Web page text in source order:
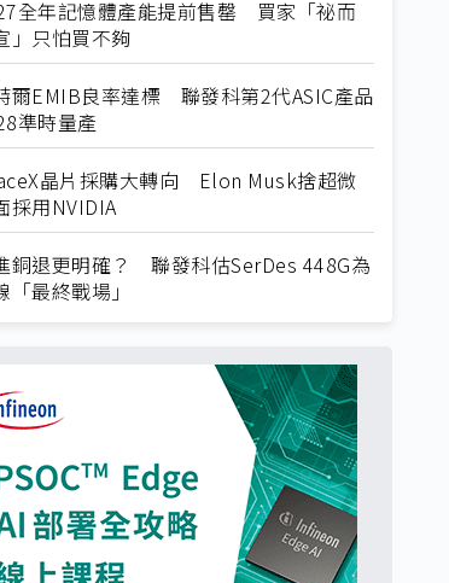
全年記憶體產能提前售罄 買家「祕而
」只怕買不夠
爾EMIB良率達標 聯發科第2代ASIC產品
準時量產
晶片採購大轉向 Elon Musk捨超微
採用NVIDIA
銅退更明確？ 聯發科估SerDes 448G為
「最終戰場」